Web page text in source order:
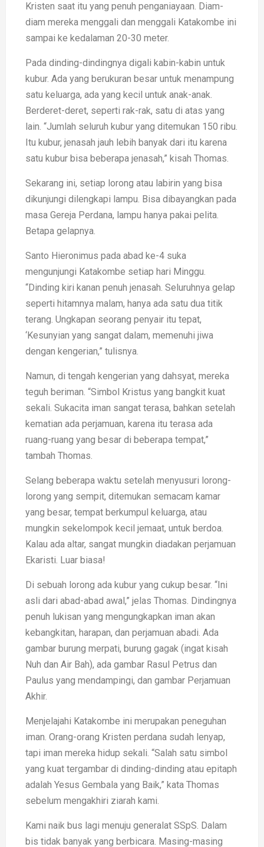
Kristen saat itu yang penuh penganiayaan. Diam-
diam mereka menggali dan menggali Katakombe ini
sampai ke kedalaman 20-30 meter.
Pada dinding-dindingnya digali kabin-kabin untuk
kubur. Ada yang berukuran besar untuk menampung
satu keluarga, ada yang kecil untuk anak-anak.
Berderet-deret, seperti rak-rak, satu di atas yang
lain. “Jumlah seluruh kubur yang ditemukan 150 ribu.
Itu kubur, jenasah jauh lebih banyak dari itu karena
satu kubur bisa beberapa jenasah,” kisah Thomas.
Sekarang ini, setiap lorong atau labirin yang bisa
dikunjungi dilengkapi lampu. Bisa dibayangkan pada
masa Gereja Perdana, lampu hanya pakai pelita.
Betapa gelapnya.
Santo Hieronimus pada abad ke-4 suka
mengunjungi Katakombe setiap hari Minggu.
“Dinding kiri kanan penuh jenasah. Seluruhnya gelap
seperti hitamnya malam, hanya ada satu dua titik
terang. Ungkapan seorang penyair itu tepat,
‘Kesunyian yang sangat dalam, memenuhi jiwa
dengan kengerian,” tulisnya.
Namun, di tengah kengerian yang dahsyat, mereka
teguh beriman. “Simbol Kristus yang bangkit kuat
sekali. Sukacita iman sangat terasa, bahkan setelah
kematian ada perjamuan, karena itu terasa ada
ruang-ruang yang besar di beberapa tempat,”
tambah Thomas.
Selang beberapa waktu setelah menyusuri lorong-
lorong yang sempit, ditemukan semacam kamar
yang besar, tempat berkumpul keluarga, atau
mungkin sekelompok kecil jemaat, untuk berdoa.
Kalau ada altar, sangat mungkin diadakan perjamuan
Ekaristi. Luar biasa!
Di sebuah lorong ada kubur yang cukup besar. “Ini
asli dari abad-abad awal,” jelas Thomas. Dindingnya
penuh lukisan yang mengungkapkan iman akan
kebangkitan, harapan, dan perjamuan abadi. Ada
gambar burung merpati, burung gagak (ingat kisah
Nuh dan Air Bah), ada gambar Rasul Petrus dan
Paulus yang mendampingi, dan gambar Perjamuan
Akhir.
Menjelajahi Katakombe ini merupakan peneguhan
iman. Orang-orang Kristen perdana sudah lenyap,
tapi iman mereka hidup sekali. “Salah satu simbol
yang kuat tergambar di dinding-dinding atau epitaph
adalah Yesus Gembala yang Baik,” kata Thomas
sebelum mengakhiri ziarah kami.
Kami naik bus lagi menuju generalat SSpS. Dalam
bis tidak banyak yang berbicara. Masing-masing